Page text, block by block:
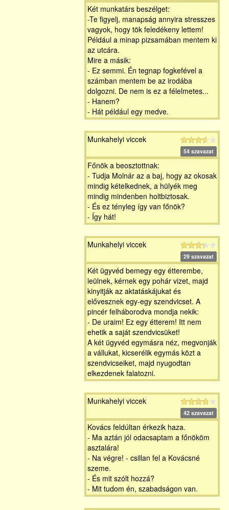
Két munkatárs beszélget:
-Te figyelj, manapság annyira stresszes
vagyok, hogy tök feledékeny lettem!
Például a minap pizsamában mentem ki
az utcára.
Mire a másik:
- Ez semmi. Én tegnap fogkefével a
számban mentem be az irodába
dolgozni. De nem is ez a félelmetes...
- Hanem?
- Hát például egy medve.
Munkahelyi viccek
54 szavazat
Főnök a beosztottnak:
- Tudja Molnár az a baj, hogy az okosak
mindig kételkednek, a hülyék meg
mindig mindenben holtbiztosak.
- És ez tényleg így van főnök?
- Így hát!
Munkahelyi viccek
29 szavazat
Két ügyvéd bemegy egy étterembe,
leülnek, kérnek egy pohár vizet, majd
kinyitják az aktatáskájukat és
elővesznek egy-egy szendvicset. A
pincér felháborodva mondja nekik:
- De uraim! Ez egy étterem! Itt nem
ehetik a saját szendvicsüket!
A két ügyvéd egymásra néz, megvonják
a vállukat, kicserélik egymás közt a
szendvicseiket, majd nyugodtan
elkezdenek falatozni.
Munkahelyi viccek
42 szavazat
Kovács feldúltan érkezik haza.
- Ma aztán jól odacsaptam a főnököm
asztalára!
- Na végre! - csillan fel a Kovácsné
szeme.
- És mit szólt hozzá?
- Mit tudom én, szabadságon van.